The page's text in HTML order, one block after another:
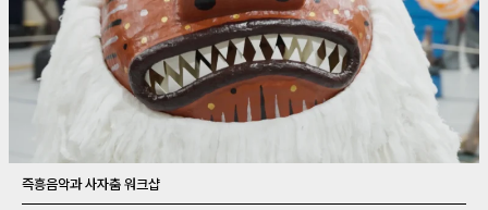
즉흥음악과 사자춤 워크샵